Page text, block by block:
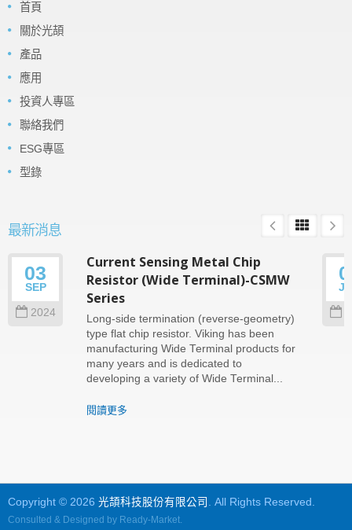
首頁
關於光頡
產品
應用
投資人專區
聯絡我們
ESG專區
型錄
最新消息
03
SEP
2024
Current Sensing Metal Chip
Resistor (Wide Terminal)-CSMW
Series
Long-side termination (reverse-geometry)
type flat chip resistor. Viking has been
manufacturing Wide Terminal products for
many years and is dedicated to
developing a variety of Wide Terminal...
閱讀更多
Copyright © 2026 光頡科技股份有限公司 . All Rights Reserved.
Consulted & Designed by Ready-Market.